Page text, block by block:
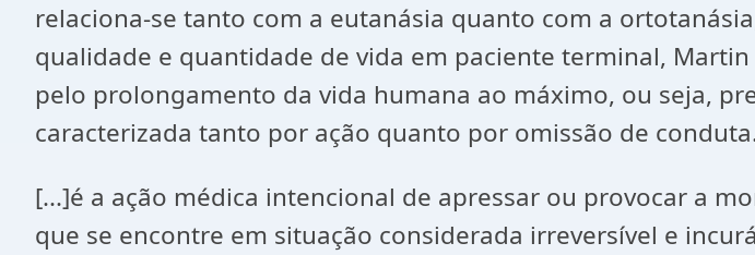
relaciona-se tanto com a eutanásia quanto com a
qualidade e quantidade de vida em paciente terminal,
pelo prolongamento da vida humana ao máximo, ou seja,
caracterizada tanto por ação quanto por omissão de
[...]é a ação médica intencional de apressar ou provocar a
que se encontre em situação considerada irreversível e